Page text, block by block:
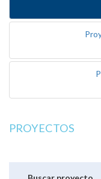
PROYECTOS